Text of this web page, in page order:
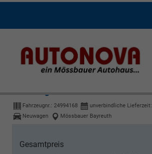
Fahrzeugnr.: 24994168 unverbindliche Lieferzeit:
Neuwagen
Mössbauer Bayreuth
Gesamtpreis